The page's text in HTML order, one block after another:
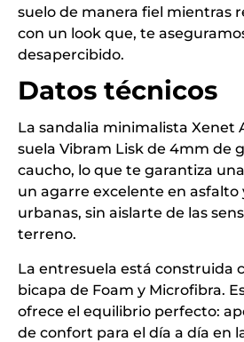
suelo de manera fiel mientras
con un look que, te
desapercibido.
Datos técnicos
La sandalia minimalista Xenet
suela Vibram Lisk de 4mm de
caucho, lo que te garantiza
un agarre excelente en asfalto
urbanas, sin aislarte de las
terreno.
La entresuela está construida
bicapa de Foam y Microfibra.
ofrece el equilibrio perfecto:
de confort para el día a día en